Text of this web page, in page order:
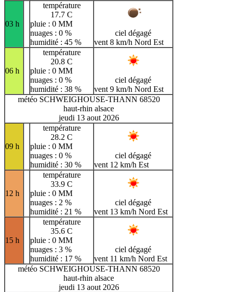
03 h
température
17.7 C
pluie : 0 MM
nuages : 0 %
humidité : 45 %
ciel dégagé
vent 8 km/h Nord Est
06 h
température
20.8 C
pluie : 0 MM
nuages : 0 %
humidité : 38 %
ciel dégagé
vent 9 km/h Nord Est
météo SCHWEIGHOUSE-THANN 68520
haut-rhin alsace
jeudi 13 aout 2026
09 h
température
28.2 C
pluie : 0 MM
nuages : 0 %
humidité : 30 %
ciel dégagé
vent 12 km/h Est
12 h
température
33.9 C
pluie : 0 MM
nuages : 2 %
humidité : 21 %
ciel dégagé
vent 13 km/h Nord Est
15 h
température
35.6 C
pluie : 0 MM
nuages : 3 %
humidité : 17 %
ciel dégagé
vent 11 km/h Nord Est
météo SCHWEIGHOUSE-THANN 68520
haut-rhin alsace
jeudi 13 aout 2026